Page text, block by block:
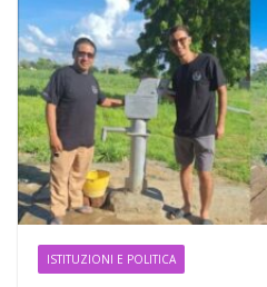
ISTITUZIONI E POLITICA